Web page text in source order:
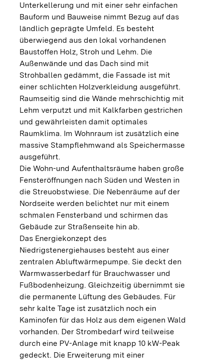
Unterkellerung und mit einer sehr einfachen
Bauform und Bauweise nimmt Bezug auf das
ländlich geprägte Umfeld. Es besteht
überwiegend aus den lokal vorhandenen
Baustoffen Holz, Stroh und Lehm. Die
Außenwände und das Dach sind mit
Strohballen gedämmt, die Fassade ist mit
einer schlichten Holzverkleidung ausgeführt.
Raumseitig sind die Wände mehrschichtig mit
Lehm verputzt und mit Kalkfarben gestrichen
und gewährleisten damit optimales
Raumklima. Im Wohnraum ist zusätzlich eine
massive Stampflehmwand als Speichermasse
ausgeführt.
Die Wohn-und Aufenthaltsräume haben große
Fensteröffnungen nach Süden und Westen in
die Streuobstwiese. Die Nebenräume auf der
Nordseite werden belichtet nur mit einem
schmalen Fensterband und schirmen das
Gebäude zur Straßenseite hin ab.
Das Energiekonzept des
Niedrigstenergiehauses besteht aus einer
zentralen Abluftwärmepumpe. Sie deckt den
Warmwasserbedarf für Brauchwasser und
Fußbodenheizung. Gleichzeitig übernimmt sie
die permanente Lüftung des Gebäudes. Für
sehr kalte Tage ist zusätzlich noch ein
Kaminofen für das Holz aus dem eigenen Wald
vorhanden. Der Strombedarf wird teilweise
durch eine PV-Anlage mit knapp 10 kW-Peak
gedeckt. Die Erweiterung mit einer